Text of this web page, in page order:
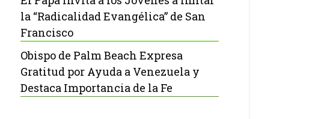
la “Radicalidad Evangélica” de San
Francisco
Obispo de Palm Beach Expresa
Gratitud por Ayuda a Venezuela y
Destaca Importancia de la Fe